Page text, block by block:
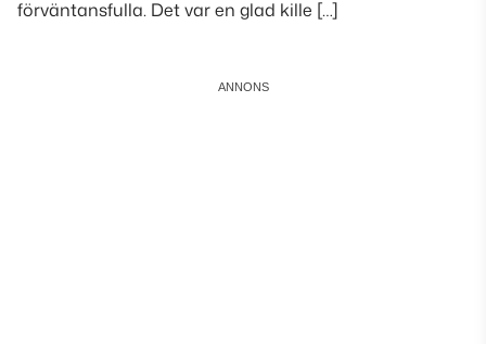
förväntansfulla. Det var en glad kille […]